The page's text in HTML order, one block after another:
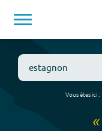
Vous êtes ici :
«